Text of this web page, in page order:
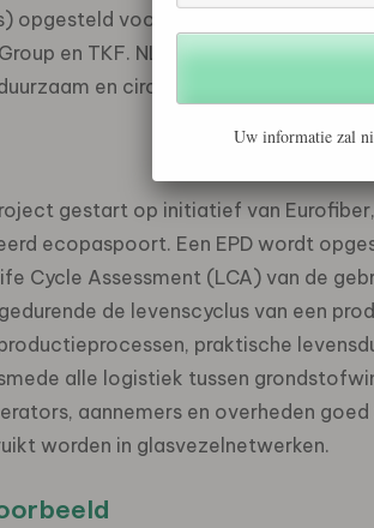
opgesteld voor enkele producten
en TKF. NLconnect laat zich in
en circulair bouwen.
gestart op initiatief van
ecopaspoort. Een EPD wordt
Cycle Assessment (LCA) van de
de levenscyclus van een
praktische
alle logistiek tussen
aannemers en overheden
worden in glasvezelnetwerken.
Uw informatie zal